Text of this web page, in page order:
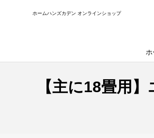
に
ホームハンズカデン オンラインショップ
ホ
【主に18畳用